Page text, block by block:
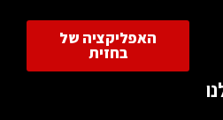
האפליקציה של
בחזית